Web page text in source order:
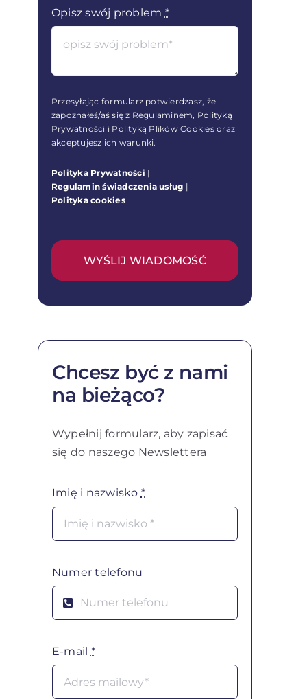
Opisz swój problem *
Przesyłając formularz potwierdzasz, że
zapoznałeś/aś się z Regulaminem, Polityką
Prywatności i Polityką Plików Cookies oraz
akceptujesz ich warunki.
Polityka Prywatności |
Regulamin świadczenia usług |
Polityka cookies
WYŚLIJ WIADOMOŚĆ
Chcesz być z nami
na bieżąco?
Wypełnij formularz, aby zapisać
się do naszego Newslettera
Imię i nazwisko *
Numer telefonu
E-mail *